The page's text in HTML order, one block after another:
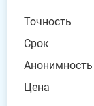
Точность
Срок
Анонимность
Цена